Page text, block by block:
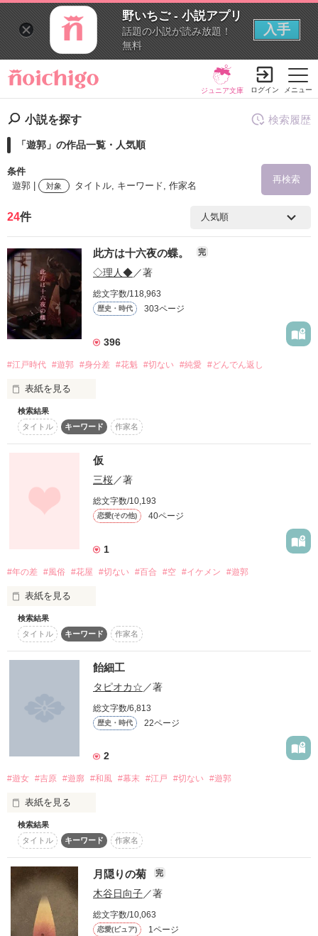
野いちご - 小説アプリ
話題の小説が読み放題！
無料
入手
メニュー
ジュニア文庫 ログイン
小説を探す
「遊郭」の作品一覧・人気順
条件
遊郭 |
対象 タイトル, キーワード, 作家名
再検索
検索ワード
詳しく検索
ステータス 全て 完結
作品の長さについて
超短編で謎をしかけろ！100文字ミステリーコンテスト
復刻！夏の野いちごビギナーズ応援コンテスト～中・長編チ
ャレンジ！～
500文字の不気味なテスト、募集中。
200文字でゾッ！こわい短編コンテスト
スターツ出版小説投稿サイト合同企画「1話からの長編大
検索履歴
24件
此方は十六夜の蝶。 完
◇理人◆／著
総文字数/118,963
歴史・時代 303ページ
396
#江戸時代 #遊郭 #身分差 #花魁 #切ない #純愛 #どんでん返し
表紙を見る
おいでなんし、おいでなんし、
どうぞ極楽浄土へ。
ここは江戸の花街・吉原───裏遊郭。
女が男を買い、女が夢を見る場所でありんす。
その街へと引き取られる条件は
群を抜くほどの美貌、ただひとつ。
名づけて“裏吉原”と、申しんす。
選ばれる方法、たったのふたつ。
大金をつぎ込むか、
彼に愛されるか。
検索結果
タイトル
キーワード 作家名
仮
三桜／著
総文字数/10,193
恋愛(その他) 40ページ
1
#年の差 #風俗 #花屋 #切ない #百合 #空 #イケメン #遊郭
表紙を見る
    赤い口紅
    ・
    ・
    ・
    首筋の無数の痕跡
遊郭の花魁
検索結果
タイトル
キーワード 作家名
飴細工
タピオカ☆ ／著
総文字数/6,813
歴史・時代 22ページ
2
#遊女 #吉原 #遊廓 #和風 #幕末 #江戸 #切ない #遊郭
表紙を見る
その昔
江戸幕府から唯一公認された遊廓があった
そこは吉原
女と男の欲望が渦巻く花の街
検索結果
タイトル
キーワード 作家名
月隠りの菊 完
木谷日向子／著
総文字数/10,063
恋愛(ピュア) 1ページ